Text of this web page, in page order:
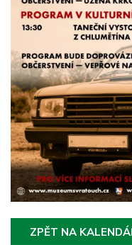
ZPĚT NA